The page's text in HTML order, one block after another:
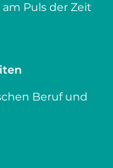
Puls der Zeit
Beruf und